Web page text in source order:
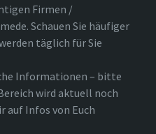
Firmen /
Schauen Sie häufiger
täglich für Sie
Informationen – bitte
wird aktuell noch
auf Infos von Euch